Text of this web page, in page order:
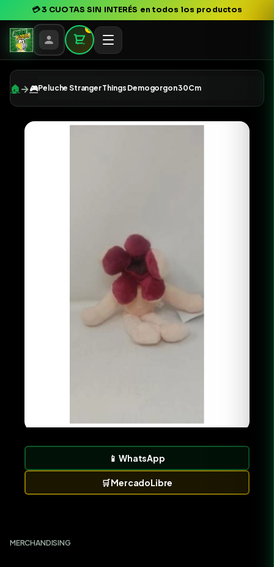
💳3 CUOTAS SIN INTERÉS en todos los productos
0
🏠 →🎮Peluche Stranger Things Demogorgon 30Cm
📱WhatsApp
🛒MercadoLibre
MERCHANDISING